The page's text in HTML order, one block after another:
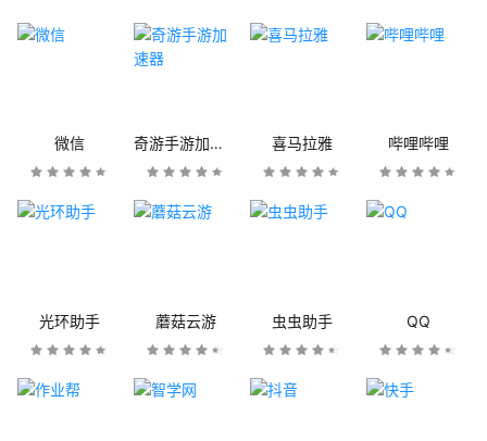
微信 奇游手游加速器 喜马拉雅 哔哩哔哩
光环助手 蘑菇云游 虫虫助手 QQ